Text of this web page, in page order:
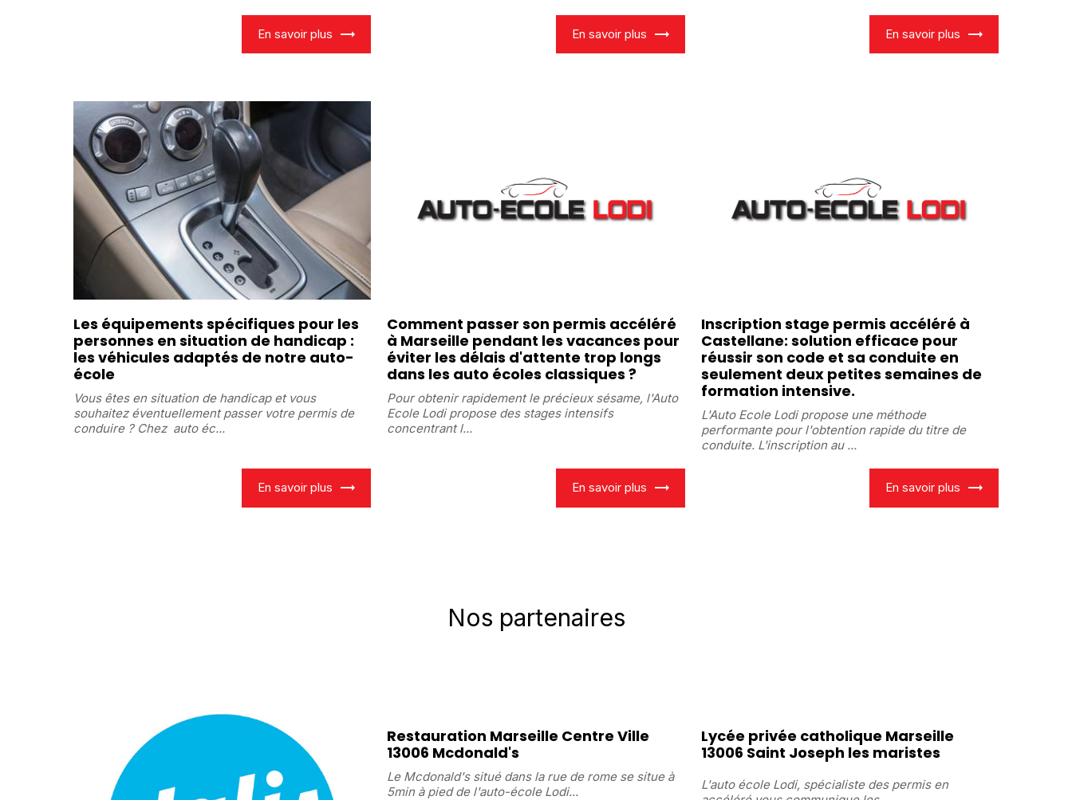
En savoir plus En savoir plus En savoir plus
Les équipements spécifiques pour les
personnes en situation de handicap :
les véhicules adaptés de notre auto-
école
Vous êtes en situation de handicap et vous
souhaitez éventuellement passer votre permis de
conduire ? Chez auto éc...
En savoir plus
Comment passer son permis accéléré
à Marseille pendant les vacances pour
éviter les délais d'attente trop longs
dans les auto écoles classiques ?
Pour obtenir rapidement le précieux sésame, l'Auto
Ecole Lodi propose des stages intensifs
concentrant l...
En savoir plus
Inscription stage permis accéléré à
Castellane: solution efficace pour
réussir son code et sa conduite en
seulement deux petites semaines de
formation intensive.
L'Auto Ecole Lodi propose une méthode
performante pour l'obtention rapide du titre de
conduite. L'inscription au ...
En savoir plus
Nos partenaires
Restauration Marseille Centre Ville
13006 Mcdonald's
Le Mcdonald's situé dans la rue de rome se situe à
5min à pied de l'auto-école Lodi...
Lycée privée catholique Marseille
13006 Saint Joseph les maristes
L'auto école Lodi, spécialiste des permis en